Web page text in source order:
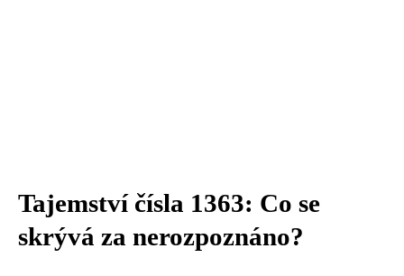
Tajemství čísla 1363: Co se
skrývá za nerozpoznáno?